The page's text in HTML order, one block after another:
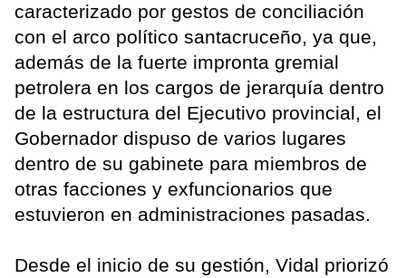
caracterizado por gestos de conciliación
con el arco político santacruceño, ya que,
además de la fuerte impronta gremial
petrolera en los cargos de jerarquía dentro
de la estructura del Ejecutivo provincial, el
Gobernador dispuso de varios lugares
dentro de su gabinete para miembros de
otras facciones y exfuncionarios que
estuvieron en administraciones pasadas.
Desde el inicio de su gestión, Vidal priorizó